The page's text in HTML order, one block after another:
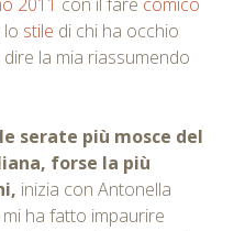
stile di chi ha occhio
la mia riassumendo
serate più mosce del
forse la più
inizia con Antonella
ha fatto impaurire